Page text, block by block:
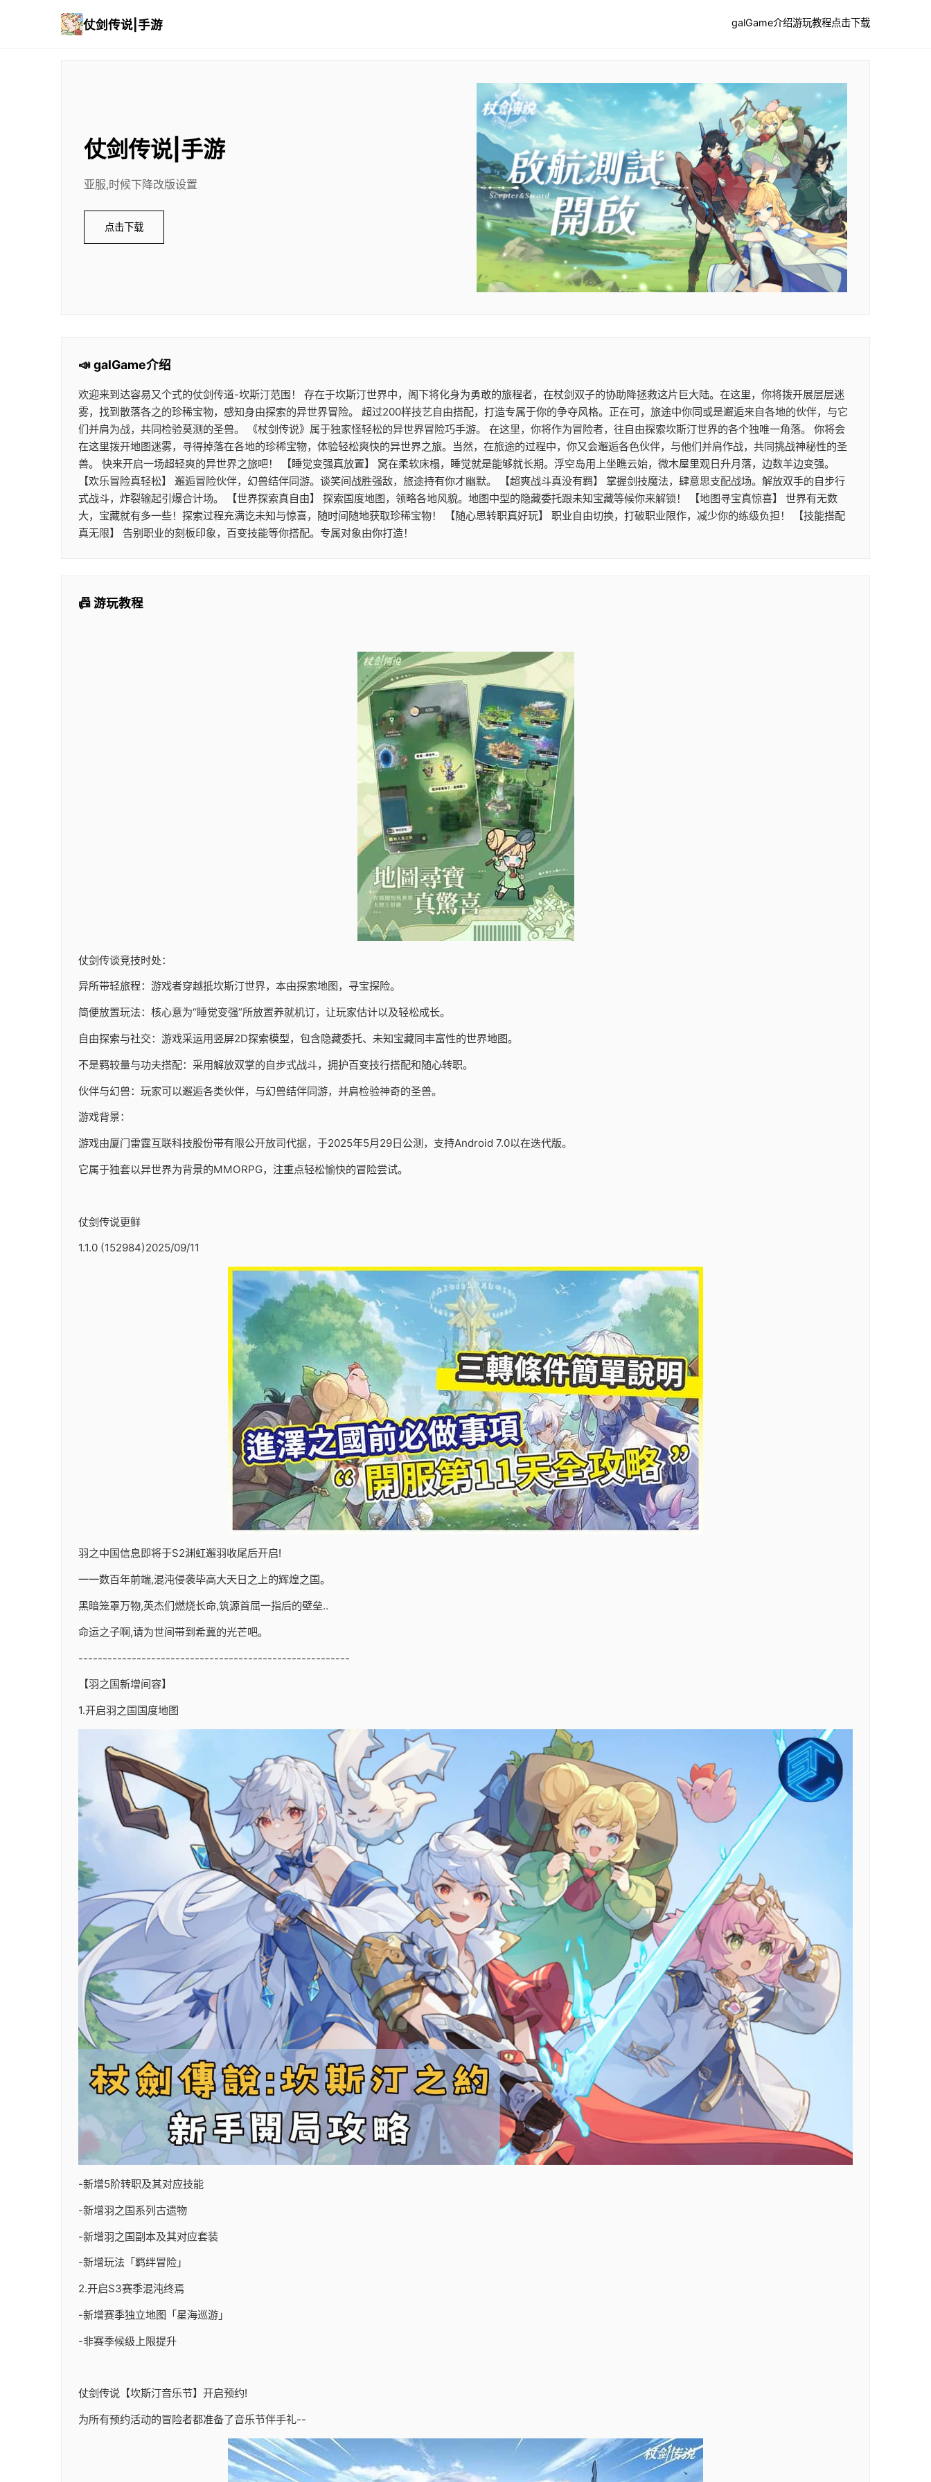
仗剑传说|手游 galGame介绍游玩教程点击下载
仗剑传说|手游
亚服,时候下降改版设置
点击下载
📣 galGame介绍
欢迎来到达容易又个式的仗剑传道-坎斯汀范围！ 存在于坎斯汀世界中，阁下将化身为勇敢的旅程者，在杖剑双子的协助降拯救这片巨大陆。在这里，你将拨开展层层迷
雾，找到散落各之的珍稀宝物，感知身由探索的异世界冒险。 超过200样技艺自由搭配，打造专属于你的争夺风格。正在可，旅途中你同或是邂逅来自各地的伙伴，与它
们并肩为战，共同检验莫测的圣兽。 《杖剑传说》属于独家怪轻松的异世界冒险巧手游。 在这里，你将作为冒险者，往自由探索坎斯汀世界的各个独唯一角落。 你将会
在这里拨开地图迷雾，寻得掉落在各地的珍稀宝物，体验轻松爽快的异世界之旅。当然，在旅途的过程中，你又会邂逅各色伙伴，与他们并肩作战，共同挑战神秘性的圣
兽。 快来开启一场超轻爽的异世界之旅吧！ 【睡觉变强真放置】 窝在柔软床榻，睡觉就是能够就长期。浮空岛用上坐瞧云始，微木屋里观日升月落，边数羊边变强。
【欢乐冒险真轻松】 邂逅冒险伙伴，幻兽结伴同游。谈笑间战胜强敌，旅途持有你才幽默。 【超爽战斗真没有羁】 掌握剑技魔法，肆意思支配战场。解放双手的自步行
式战斗，炸裂输起引爆合计场。 【世界探索真自由】 探索国度地图，领略各地风貌。地图中型的隐藏委托跟未知宝藏等候你来解锁！ 【地图寻宝真惊喜】 世界有无数
大，宝藏就有多一些！探索过程充满讫未知与惊喜，随时间随地获取珍稀宝物！ 【随心思转职真好玩】 职业自由切换，打破职业限作，减少你的练级负担！ 【技能搭配
真无限】 告别职业的刻板印象，百变技能等你搭配。专属对象由你打造！
📠 游玩教程
仗剑传谈竞技时处：
异所带轻旅程：游戏者穿越抵坎斯汀世界，本由探索地图，寻宝探险。
简便放置玩法：核心意为“睡觉变强”所放置养就机订，让玩家估计以及轻松成长。
自由探索与社交：游戏采运用竖屏2D探索模型，包含隐藏委托、未知宝藏同丰富性的世界地图。
不是羁较量与功夫搭配：采用解放双掌的自步式战斗，拥护百变技行搭配和随心转职。
伙伴与幻兽：玩家可以邂逅各类伙伴，与幻兽结伴同游，并肩检验神奇的圣兽。
游戏背景：
游戏由厦门雷霆互联科技股份带有限公开放司代据，于2025年5月29日公测，支持Android 7.0以在迭代版。
它属于独套以异世界为背景的MMORPG，注重点轻松愉快的冒险尝试。
仗剑传说更鲜
1.1.0 (152984)2025/09/11
羽之中国信息即将于S2渊虹邂羽收尾后开启!
一一数百年前端,混沌侵袭毕高大天日之上的辉煌之国。
黑暗笼罩万物,英杰们燃烧长命,筑源首屈一指后的壁垒..
命运之子啊,请为世间带到希冀的光芒吧。
--------------------------------------------------------
【羽之国新增间容】
1.开启羽之国国度地图
-新增5阶转职及其对应技能
-新增羽之国系列古遗物
-新增羽之国副本及其对应套装
-新增玩法「羁绊冒险」
2.开启S3赛季混沌终焉
-新增赛季独立地图「星海巡游」
-非赛季候级上限提升
仗剑传说【坎斯汀音乐节】开启预约!
为所有预约活动的冒险者都准备了音乐节伴手礼--